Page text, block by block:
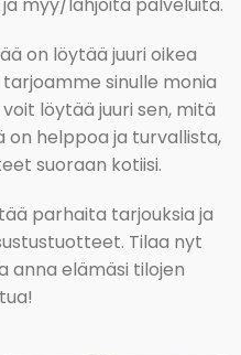
myy/lahjoita palveluita.
on löytää juuri oikea
tarjoamme sinulle monia
löytää juuri sen, mitä
helppoa ja turvallista,
suoraan kotiisi.
parhaita tarjouksia ja
Tilaa nyt
anna elämäsi tilojen